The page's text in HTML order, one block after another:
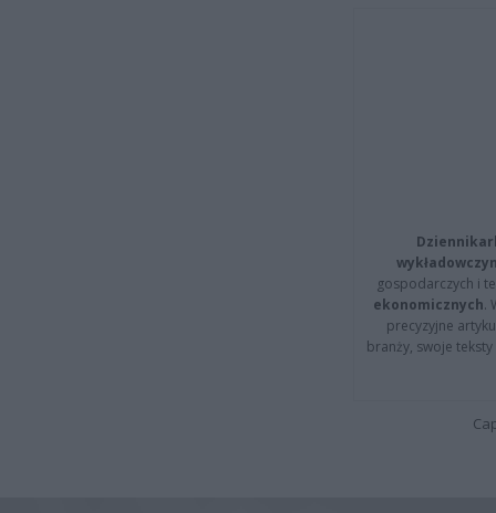
gospodarczych i
ekonomicznych.
precyzyjne
branży, swoje